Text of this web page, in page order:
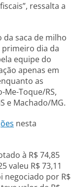
ressalta a
saca de milho
primeiro dia da
equipe do
apenas em
as
Me-Toque/RS,
e Machado/MG.
nesta
à R$ 74,85
valeu R$ 73,11
negociado por R$